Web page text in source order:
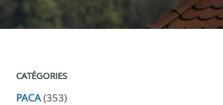
CATÉGORIES
PACA(353)